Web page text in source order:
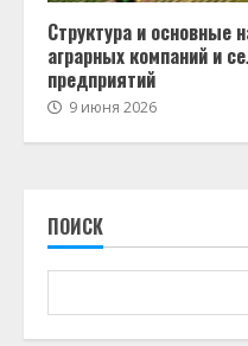
Структура и основные
аграрных компаний и
предприятий
9 июня 2026
ПОИСК